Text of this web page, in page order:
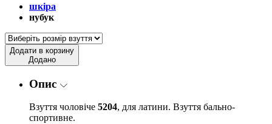
шкіра
нубук
Додати в корзину
Додано
Опис
Взуття чоловіче 5204, для латини. Взуття бально-
спортивне.